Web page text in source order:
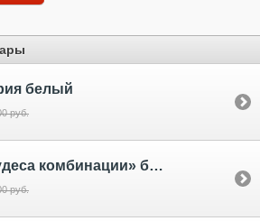
белый
руб.
Топ «Чудеса комбинации» белый
руб.